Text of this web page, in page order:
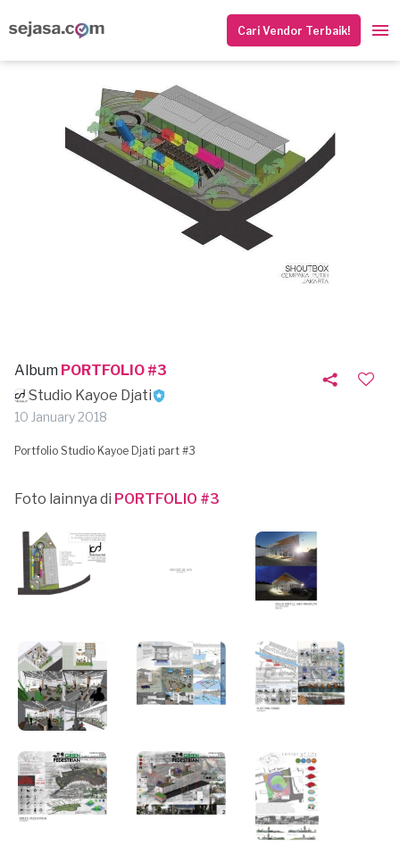
Cari Vendor Terbaik!
Album PORTFOLIO #3
Studio Kayoe Djati
10 January 2018
Portfolio Studio Kayoe Djati part #3
Foto lainnya di PORTFOLIO #3